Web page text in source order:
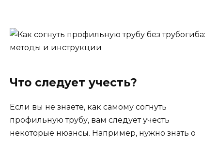
Что следует учесть?
Если вы не знаете, как самому согнуть
профильную трубу, вам следует учесть
некоторые нюансы. Например, нужно знать о